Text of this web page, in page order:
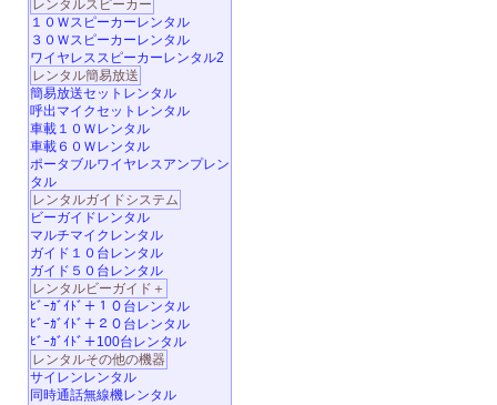
レンタルスピーカー
１０Ｗスピーカーレンタル
３０Ｗスピーカーレンタル
ワイヤレススピーカーレンタル2
レンタル簡易放送
簡易放送セットレンタル
呼出マイクセットレンタル
車載１０Ｗレンタル
車載６０Ｗレンタル
ポータブルワイヤレスアンプレン
タル
レンタルガイドシステム
ビーガイドレンタル
マルチマイクレンタル
ガイド１０台レンタル
ガイド５０台レンタル
レンタルビーガイド＋
ﾋﾞｰｶﾞｲﾄﾞ＋１０台レンタル
ﾋﾞｰｶﾞｲﾄﾞ＋２０台レンタル
ﾋﾞｰｶﾞｲﾄﾞ＋100台レンタル
レンタルその他の機器
サイレンレンタル
同時通話無線機レンタル